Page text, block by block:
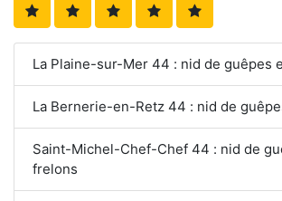
La Plaine-sur-Mer 44 : nid de guêpes
La Bernerie-en-Retz 44 : nid de
Saint-Michel-Chef-Chef 44 : nid de
frelons